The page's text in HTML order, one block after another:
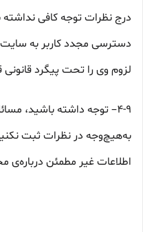
درج نظرات توجه کافی
دسترسی مجدد کاربر به
لزوم وی را تحت پیگرد قانونی
۴-۹– توجه داشته باشید،
به‌هیچ‌وجه در نظرات ثبت
اطلاعات غیر مطمئن درباره‌ی